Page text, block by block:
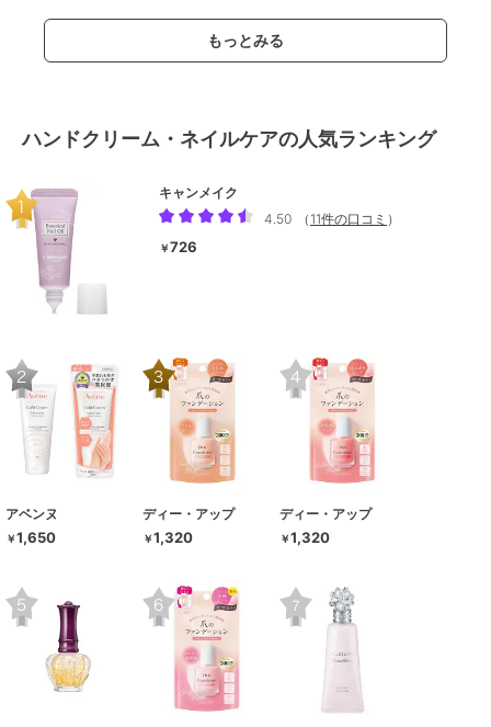
もっとみる
ハンドクリーム・ネイルケアの人気ランキング
キャンメイク
4.50
（ 11件の口コミ ）
￥726
アベンヌ
￥1,650
ディー・アップ
￥1,320
ディー・アップ
￥1,320